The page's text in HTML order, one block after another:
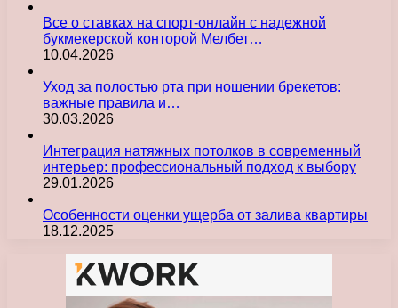
Все о ставках на спорт-онлайн с надежной
букмекерской конторой Мелбет…
10.04.2026
Уход за полостью рта при ношении брекетов:
важные правила и…
30.03.2026
Интеграция натяжных потолков в современный
интерьер: профессиональный подход к выбору
29.01.2026
Особенности оценки ущерба от залива квартиры
18.12.2025